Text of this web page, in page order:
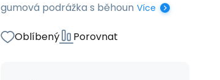
gumová podrážka s běhoun Více
Oblíbený Porovnat